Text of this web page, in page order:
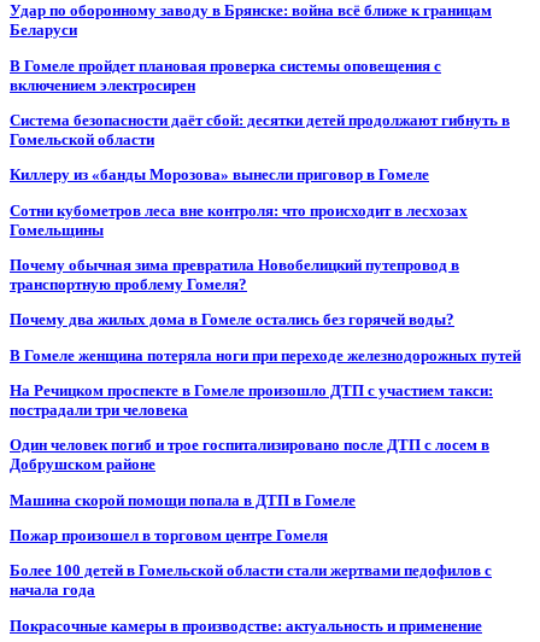
Удар по оборонному заводу в Брянске: война всё ближе к границам
Беларуси
В Гомеле пройдет плановая проверка системы оповещения с
включением электросирен
Система безопасности даёт сбой: десятки детей продолжают гибнуть в
Гомельской области
Киллеру из «банды Морозова» вынесли приговор в Гомеле
Сотни кубометров леса вне контроля: что происходит в лесхозах
Гомельщины
Почему обычная зима превратила Новобелицкий путепровод в
транспортную проблему Гомеля?
Почему два жилых дома в Гомеле остались без горячей воды?
В Гомеле женщина потеряла ноги при переходе железнодорожных путей
На Речицком проспекте в Гомеле произошло ДТП с участием такси:
пострадали три человека
Один человек погиб и трое госпитализировано после ДТП с лосем в
Добрушском районе
Машина скорой помощи попала в ДТП в Гомеле
Пожар произошел в торговом центре Гомеля
Более 100 детей в Гомельской области стали жертвами педофилов с
начала года
Покрасочные камеры в производстве: актуальность и применение